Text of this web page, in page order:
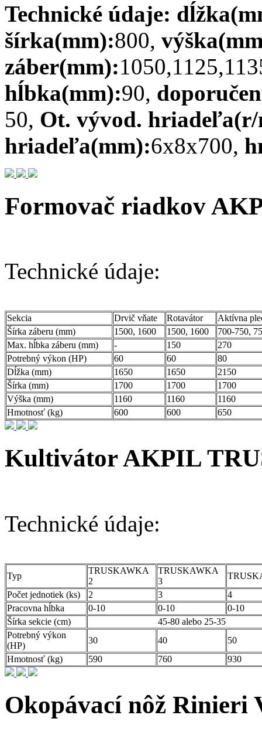
Technické údaje:
šírka(mm):800,
záber(mm):
hĺbka(mm):90,
50, Ot. vývod.
hriadeľa(mm):6x8x700,
Formovač riadkov
Technické údaje:
Sekcia Drvič vňate Rotavátor
Aktívna
Šírka záberu (mm)
1500, 1600 1500, 1600
700-750,
Max. hĺbka záberu (mm)
- 150
270
Potrebný výkon (HP)
60 60
80
Dĺžka (mm)
1650 1650
2150
Šírka (mm)
1700 1700
1700
Výška (mm)
1160 1160
1160
Hmotnosť (kg)
600 600 650
Kultivátor AKPIL
Technické údaje:
Typ
TRUSKAWKA
2
TRUSKAWKA
3
Počet jednotiek (ks)
2 3
4
Pracovna hĺbka
0-10 0-10
0-10
Šírka sekcie (cm)
45-80 alebo 25-35
Potrebný výkon
(HP)
30 40
50
Hmotnosť (kg)
590 760 930
Okopávací nôž Rinieri